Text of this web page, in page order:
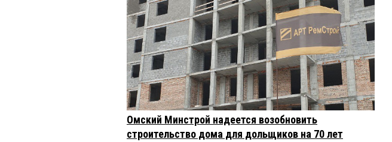
Омский Минстрой надеется возобновить
строительство дома для дольщиков на 70 лет